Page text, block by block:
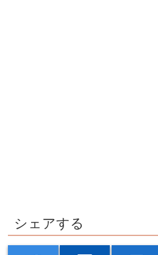
シェアする